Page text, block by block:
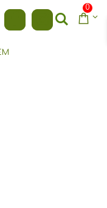
0